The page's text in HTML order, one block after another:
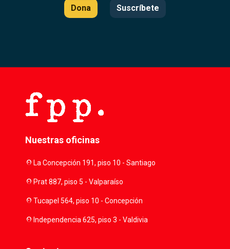
Dona Suscríbete
Nuestras oficinas
location_onLa Concepción 191, piso 10 - Santiago
location_onPrat 887, piso 5 - Valparaíso
location_onTucapel 564, piso 10 - Concepción
location_onIndependencia 625, piso 3 - Valdivia